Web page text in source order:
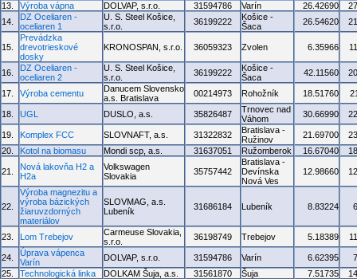
13.
Výroba vápna DOLVAP, s.r.o. 31594786 Varín 26.42690
14.
DZ Oceliaren -
oceliaren 1
U. S. Steel Košice,
s.r.o.
36199222
Košice -
Šaca
26.54620
15.
Prevádzka
drevotrieskové
dosky
KRONOSPAN, s.r.o. 36059323 Zvolen 6.35966
16.
DZ Oceliaren -
oceliaren 2
U. S. Steel Košice,
s.r.o.
36199222
Košice -
Šaca
42.11560
17. Výroba cementu
Danucem Slovensko
a.s. Bratislava
00214973 Rohožník 18.51760
18. UGL DUSLO, a.s. 35826487
Trnovec nad
Váhom
30.66990
19. Komplex FCC SLOVNAFT, a.s. 31322832
Bratislava -
Ružinov
21.69700
20.
Kotol na biomasu Mondi scp, a.s. 31637051 Ružomberok 16.67040
21.
Nová lakovňa H2 a
H2a
Volkswagen
Slovakia
35757442
Bratislava -
Devínska
Nová Ves
12.98660
22.
Výroba magnezitu a
výroba bázických
žiaruvzdorných
materiálov
SLOVMAG, a.s.
Lubeník
31686184 Lubeník 8.83224
23. Lom Trebejov
Carmeuse Slovakia,
s.r.o.
36198749 Trebejov 5.18389
24.
Úprava vápenca
Varín
DOLVAP, s.r.o. 31594786 Varín 6.62395
25.
Technologická linka DOLKAM Šuja, a.s. 31561870 Šuja 7.51735